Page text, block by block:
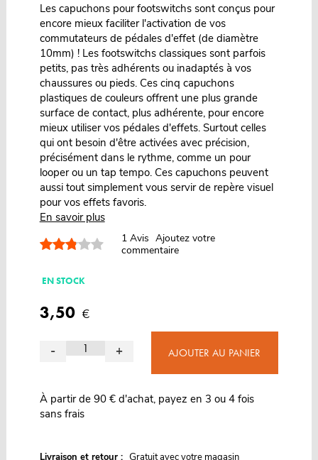
Les capuchons pour footswitchs sont conçus pour
encore mieux faciliter l'activation de vos
commutateurs de pédales d'effet (de diamètre
10mm) ! Les footswitchs classiques sont parfois
petits, pas très adhérents ou inadaptés à vos
chaussures ou pieds. Ces cinq capuchons
plastiques de couleurs offrent une plus grande
surface de contact, plus adhérente, pour encore
mieux utiliser vos pédales d'effets. Surtout celles
qui ont besoin d'être activées avec précision,
précisément dans le rythme, comme un pour
looper ou un tap tempo. Ces capuchons peuvent
aussi tout simplement vous servir de repère visuel
pour vos effets favoris.
En savoir plus
1 Avis Ajoutez votre
commentaire
EN STOCK
3,50 €
- + AJOUTER AU PANIER
À partir de 90 € d'achat, payez en 3 ou 4 fois
sans frais
Livraison et retour : Gratuit avec votre magasin